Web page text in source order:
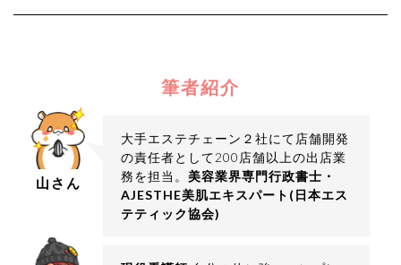
筆者紹介
山さん
大手エステチェーン２社にて店舗開発
の責任者として200店舗以上の出店業
務を担当。 美容業界専門行政書士・
AJESTHE美肌エキスパート(日本エス
テティック協会)